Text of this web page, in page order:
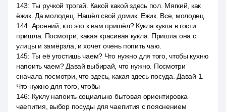
143: Ты ручкой трогай. Какой какой здесь пол. Мягкий, как
ёжик. Да молодец. Нашёл свой домик. Ежик. Все, молодец.
144: Арсений, кто это к вам пришёл? Кукла кукла в гости
пришла. Посмотри, какая красивая кукла. Пришла она с
улицы и замёрзла, и хочет очень попить чаю.
145: Ты её угостишь чаем? Что нужно для того, чтобы кухню
напоить чаем? Давай выбирай, что нужно. Посмотри
сначала посмотри, что здесь, какая здесь посуда. Давай 1.
Что нужно для того, чтобы
146: Куклу напоить социально бытовая ориентировка
чаепития, выбор посуды для чаепития с пояснением